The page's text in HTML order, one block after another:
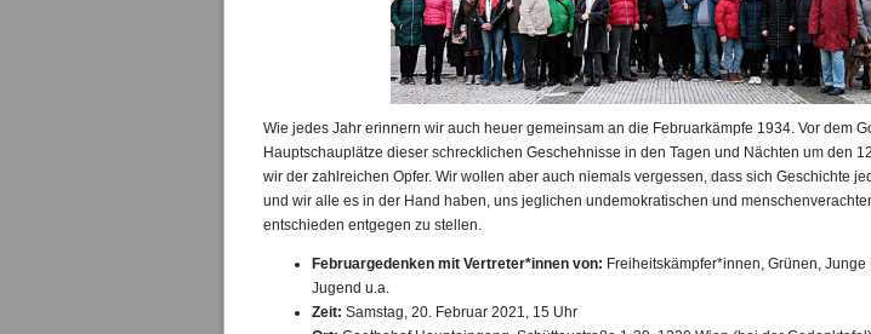
Wie jedes Jahr erinnern wir auch heuer gemeinsam an die Februarkämpfe 1934. Vor dem
Hauptschauplätze dieser schrecklichen Geschehnisse in den Tagen und Nächten um den
wir der zahlreichen Opfer. Wir wollen aber auch niemals vergessen, dass sich Geschichte
und wir alle es in der Hand haben, uns jeglichen undemokratischen und
entschieden entgegen zu stellen.
Februargedenken mit Vertreter*innen von: Freiheitskämpfer*innen, Grünen,
Jugend u.a.
Zeit: Samstag, 20. Februar 2021, 15 Uhr